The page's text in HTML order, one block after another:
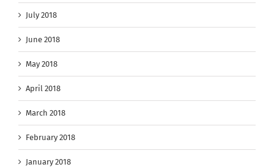
July 2018
June 2018
May 2018
April 2018
March 2018
February 2018
January 2018